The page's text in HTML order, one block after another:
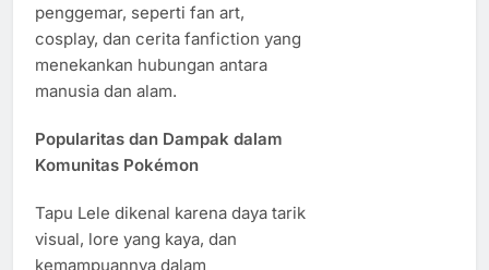
penggemar, seperti fan art,
cosplay, dan cerita fanfiction yang
menekankan hubungan antara
manusia dan alam.
Popularitas dan Dampak dalam
Komunitas Pokémon
Tapu Lele dikenal karena daya tarik
visual, lore yang kaya, dan
kemampuannya dalam